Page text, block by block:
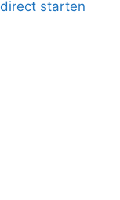
direct starten